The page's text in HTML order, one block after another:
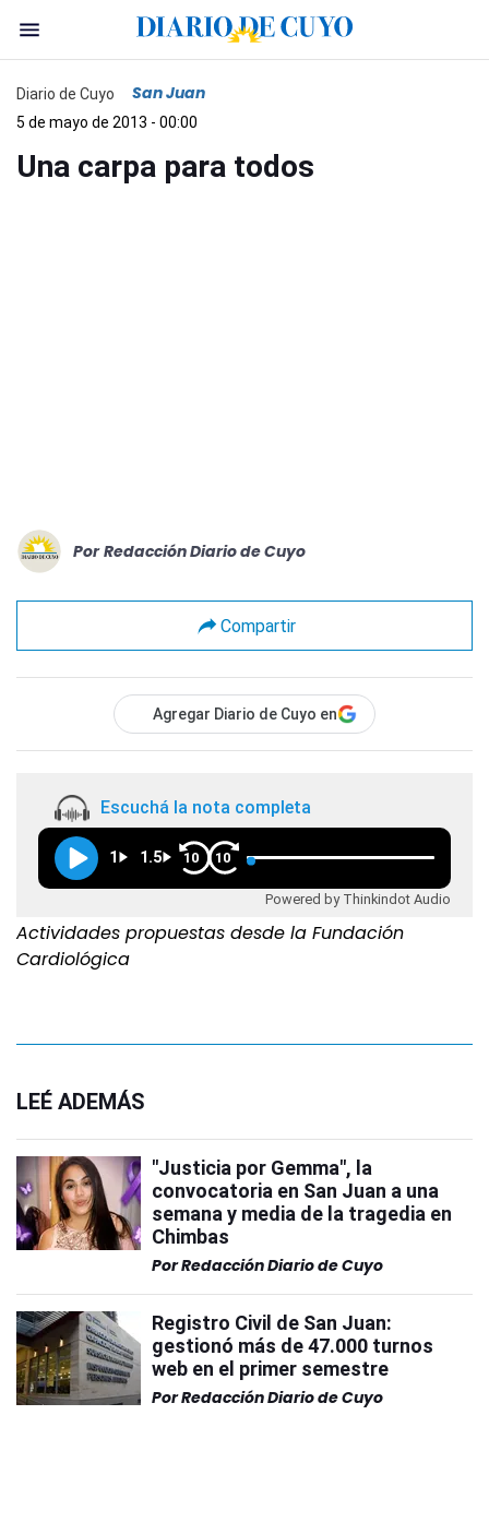
Diario de Cuyo San Juan
5 de mayo de 2013 - 00:00
Una carpa para todos
Por Redacción Diario de Cuyo
Compartir
Agregar Diario de Cuyo en
Escuchá la nota completa
1 1.5 10 10
Powered by Thinkindot Audio
Actividades propuestas desde la Fundación
Cardiológica
LEÉ ADEMÁS
"Justicia por Gemma", la
convocatoria en San Juan a una
semana y media de la tragedia en
Chimbas
PorRedacción Diario de Cuyo
Registro Civil de San Juan:
gestionó más de 47.000 turnos
web en el primer semestre
PorRedacción Diario de Cuyo